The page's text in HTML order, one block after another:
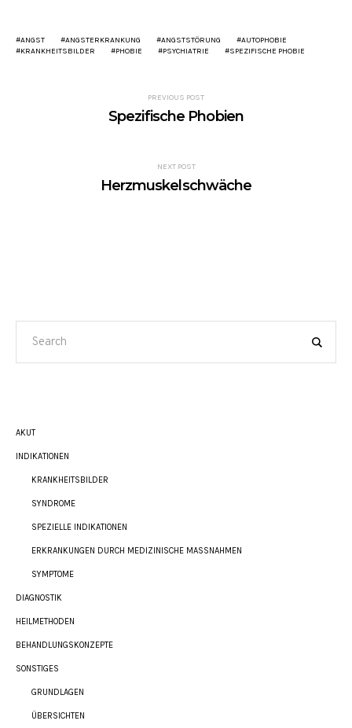
ANGST ANGSTERKRANKUNG ANGSTSTÖRUNG
AUTOPHOBIE
KRANKHEITSBILDER
PHOBIE PSYCHIATRIE SPEZIFISCHE PHOBIE
PREVIOUS POST
Spezifische Phobien
NEXT POST
Herzmuskelschwäche
AKUT
INDIKATIONEN
KRANKHEITSBILDER
SYNDROME
SPEZIELLE INDIKATIONEN
ERKRANKUNGEN DURCH MEDIZINISCHE MASSNAHMEN
SYMPTOME
DIAGNOSTIK
HEILMETHODEN
BEHANDLUNGSKONZEPTE
SONSTIGES
GRUNDLAGEN
ÜBERSICHTEN